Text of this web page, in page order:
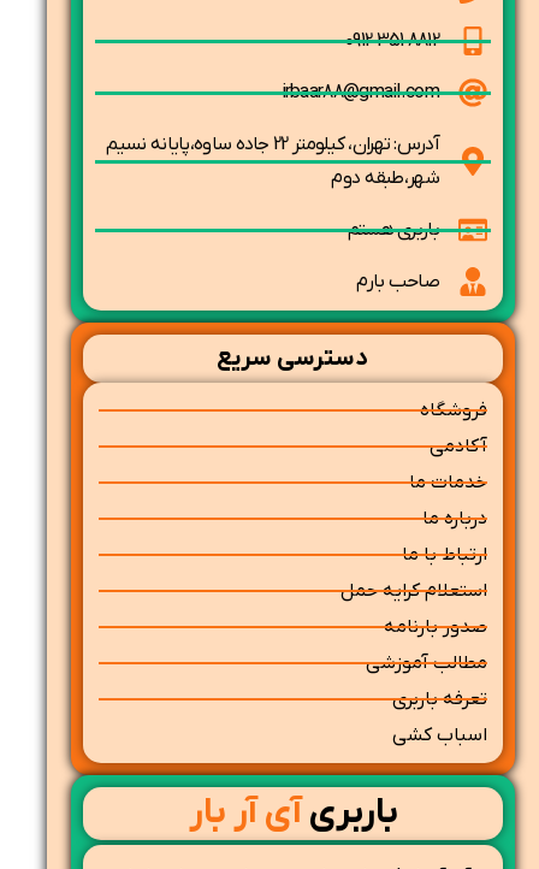
8812 351 0912
irbaar88@gmail.com
آدرس: تهران، کیلومتر 22 جاده ساوه،پایانه نسیم
شهر،طبقه دوم
باربری هستم
صاحب بارم
دسترسی سریع
فروشگاه
آکادمی
خدمات ما
درباره ما
ارتباط با ما
استعلام کرایه حمل
صدور بارنامه
مطالب آموزشی
تعرفه باربری
اسباب کشی
باربریآی آر بار